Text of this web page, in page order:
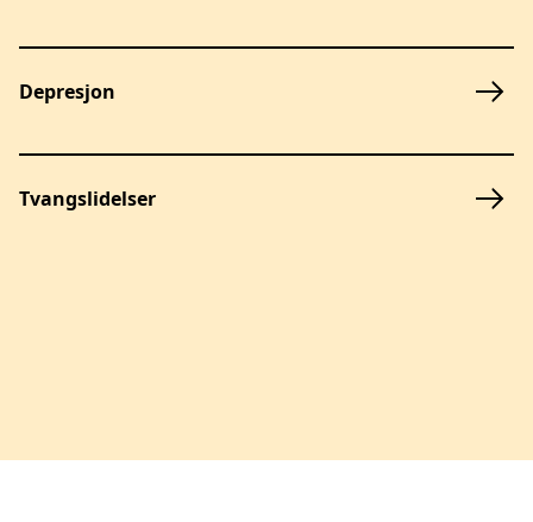
Depresjon
Tvangslidelser